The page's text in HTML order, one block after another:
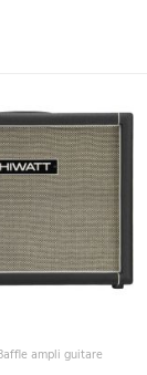
guitare - Baffle ampli guitare